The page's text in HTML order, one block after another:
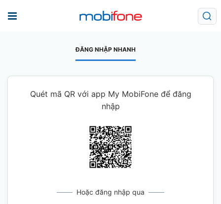
ĐĂNG NHẬP NHANH
Quét mã QR với app My MobiFone để đăng
nhập
Hoặc đăng nhập qua